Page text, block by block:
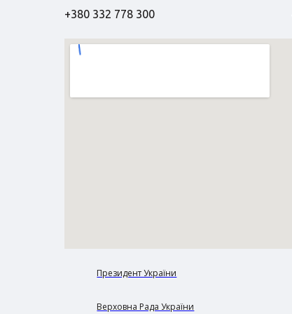
+380 332 778 300
Президент України
Верховна Рада України